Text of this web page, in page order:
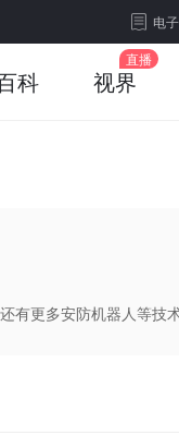
电
科 视界
更多安防机器人等技